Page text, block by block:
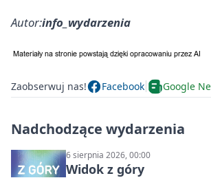
Autor:info_wydarzenia
Zaobserwuj nas! Facebook Google
Nadchodzące wydarzenia
6 sierpnia 2026, 00:00
Widok z góry